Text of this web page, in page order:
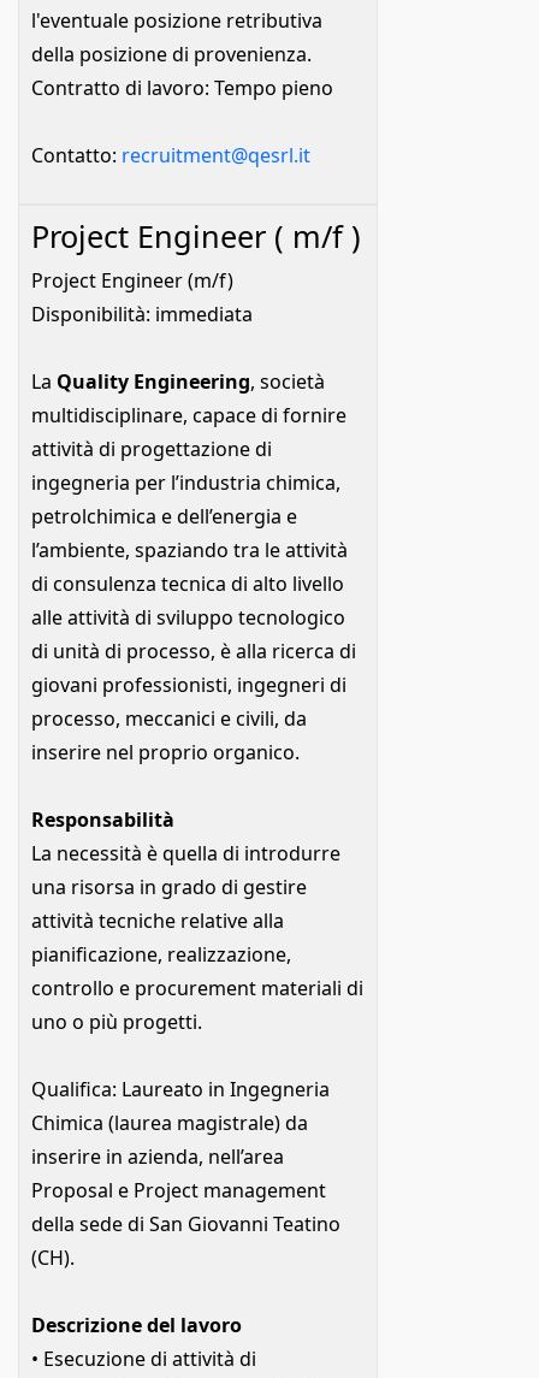
l'eventuale posizione retributiva
della posizione di provenienza.
Contratto di lavoro: Tempo pieno
Contatto: recruitment@qesrl.it
Project Engineer ( m/f )
Project Engineer (m/f)
Disponibilità: immediata
La Quality Engineering, società
multidisciplinare, capace di fornire
attività di progettazione di
ingegneria per l’industria chimica,
petrolchimica e dell’energia e
l’ambiente, spaziando tra le attività
di consulenza tecnica di alto livello
alle attività di sviluppo tecnologico
di unità di processo, è alla ricerca di
giovani professionisti, ingegneri di
processo, meccanici e civili, da
inserire nel proprio organico.
Responsabilità
La necessità è quella di introdurre
una risorsa in grado di gestire
attività tecniche relative alla
pianificazione, realizzazione,
controllo e procurement materiali di
uno o più progetti.
Qualifica: Laureato in Ingegneria
Chimica (laurea magistrale) da
inserire in azienda, nell’area
Proposal e Project management
della sede di San Giovanni Teatino
(CH).
Descrizione del lavoro
• Esecuzione di attività di